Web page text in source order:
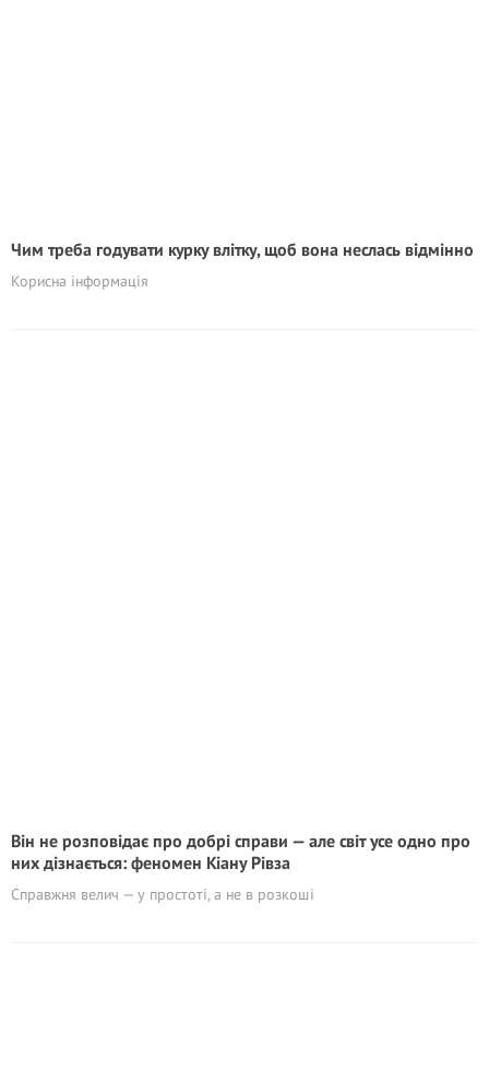
Чим треба годувати курку влітку, щоб вона неслась відмінно
Корисна інформація
Він не розповідає про добрі справи — але світ усе одно про
них дізнається: феномен Кіану Рівза
Справжня велич — у простоті, а не в розкоші